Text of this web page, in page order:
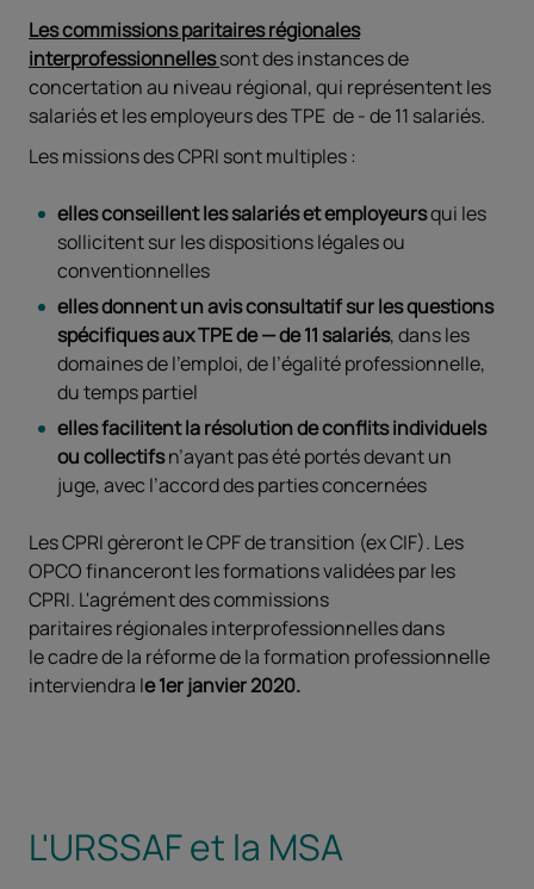
Les commissions paritaires régionales
interprofessionnellessont des instances de
concertation au niveau régional, qui représentent les
salariés et les employeurs des TPE de - de 11 salariés.
Les missions des CPRI sont multiples :
elles conseillent les salariés et employeursqui les
sollicitent sur les dispositions légales ou
conventionnelles
elles donnent un avis consultatif sur les questions
spécifiques aux TPE de — de 11 salariés, dans les
domaines de l’emploi, de l’égalité professionnelle,
du temps partiel
elles facilitent la résolution de conflits individuels
ou collectifsn’ayant pas été portés devant un
juge, avec l’accord des parties concernées
Les CPRI gèreront le CPF de transition (ex CIF). Les
OPCO financeront les formations validées par les
CPRI. L'agrément des commissions
paritaires régionales interprofessionnelles dans
le cadre de la réforme de la formation professionnelle
interviendra le 1er janvier 2020.
L'URSSAF et la MSA